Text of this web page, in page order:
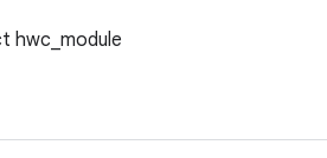
hwc_module